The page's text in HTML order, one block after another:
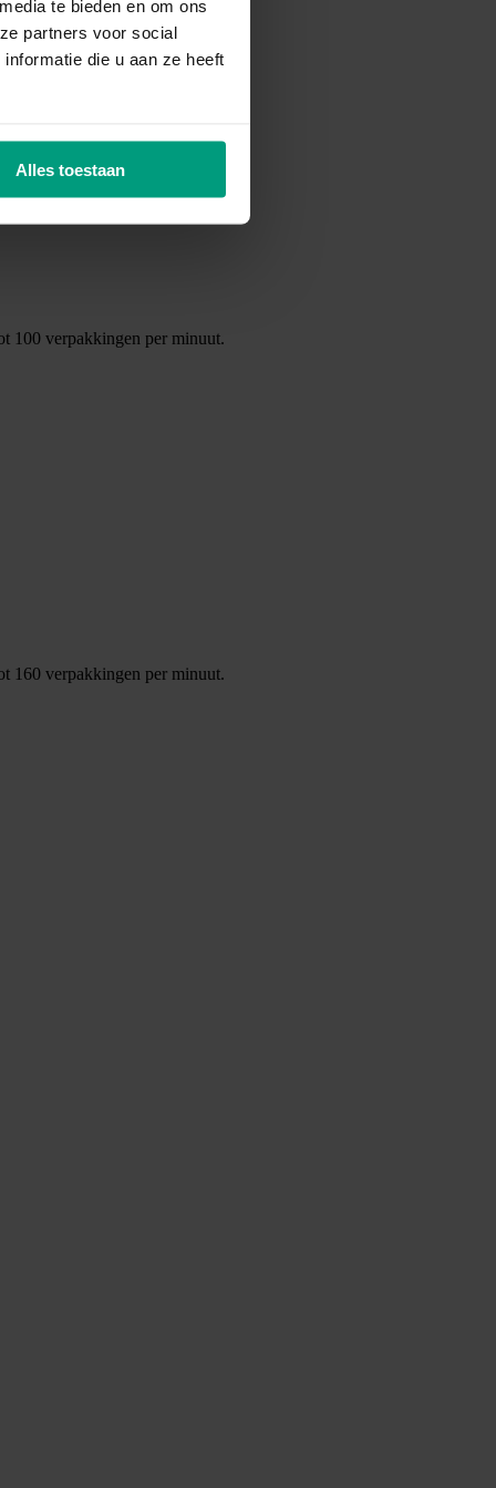
te bieden en om ons
partners voor social
die u aan ze heeft
Alles toestaan
100 verpakkingen per minuut.
160 verpakkingen per minuut.